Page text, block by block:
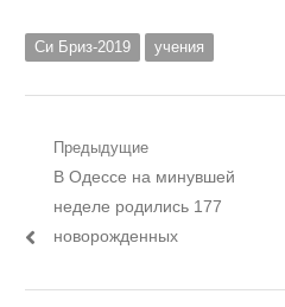
Си Бриз-2019 учения
Навигация
записям
Предыдущие
Предыдущий
пост:
В Одессе на минувшей
неделе родились 177
новорожденных